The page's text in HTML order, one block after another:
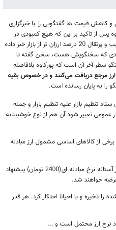
و کاهش قیمت ها گفتگویی را با خبرگزاری
پس از تاکید بر این که هیچ کمبودی در
خصوص کالاهای اساسی در هیچیک از استان ها وجود ندارد، حتی از عرضه سیب و پرتقال 20 درصد ارزان تر از بازار خبر داده
که سخنگویش هست، سخن گفته تا
سطر آخر آن است که پورکاوه بلافاصله
اساسی ارز مرجع دریافت می‌کنند و در خصوص بقیه
را به پایان رسانده است.
بازار علیه تنظیم بازار و جمله
تعبیر شود آن هم از نوع خوشبینانه
از کالاهای اساسی مشمول ارز مبادله
2-با توجه به این که قیمت ارز مرجع در لایحه بودجه سال 92 از سوی دولت در آستانه نرخ مبادله ای(2400 تومان) پیشنهاد
عرضه خواهند شد.
تا کالاهای اساسی که با ارز 1226 تومان وارد شده را ذخیره و یا احیانا احتکار کرد. هر قدر